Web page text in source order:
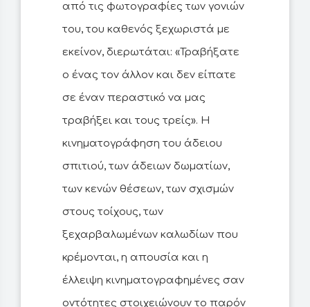
από τις φωτογραφίες των γονιών
του, του καθενός ξεχωριστά με
εκείνον, διερωτάται: «Τραβήξατε
ο ένας τον άλλον και δεν είπατε
σε έναν περαστικό να μας
τραβήξει και τους τρείς». Η
κινηματογράφηση του άδειου
σπιτιού, των άδειων δωματίων,
των κενών θέσεων, των σχισμών
στους τοίχους, των
ξεχαρβαλωμένων καλωδίων που
κρέμονται, η απουσία και η
έλλειψη κινηματογραφημένες σαν
οντότητες στοιχειώνουν το παρόν